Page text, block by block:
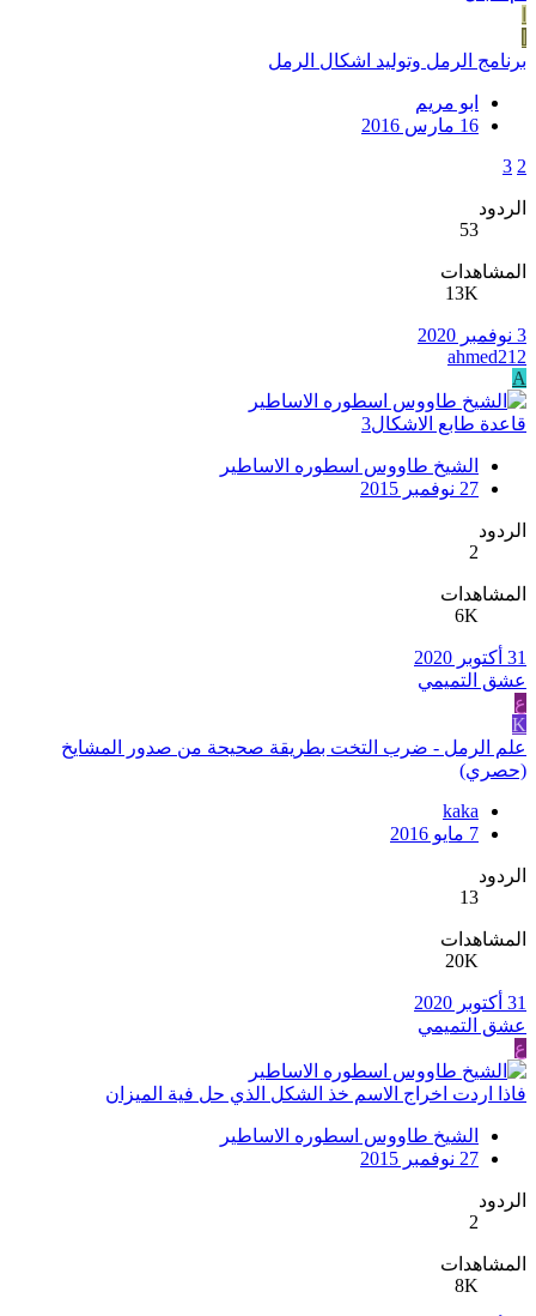
برنامج الرمل وتوليد اشكال الرمل
ابو مريم
16 مارس 2016
2
3
الردود
53
المشاهدات
13K
3 نوفمبر 2020
ahmed212
A
قاعدة طابع الاشكال3
الشيخ طاووس اسطوره الاساطير
27 نوفمبر 2015
الردود
2
المشاهدات
6K
31 أكتوبر 2020
عشق التميمي
ع
K
علم الرمل - ضرب التخت بطريقة صحيحة من صدور المشايخ
(حصري)
kaka
7 مايو 2016
الردود
13
المشاهدات
20K
31 أكتوبر 2020
عشق التميمي
ع
فاذا اردت اخراج الاسم خذ الشكل الذي حل فية الميزان
الشيخ طاووس اسطوره الاساطير
27 نوفمبر 2015
الردود
2
المشاهدات
8K